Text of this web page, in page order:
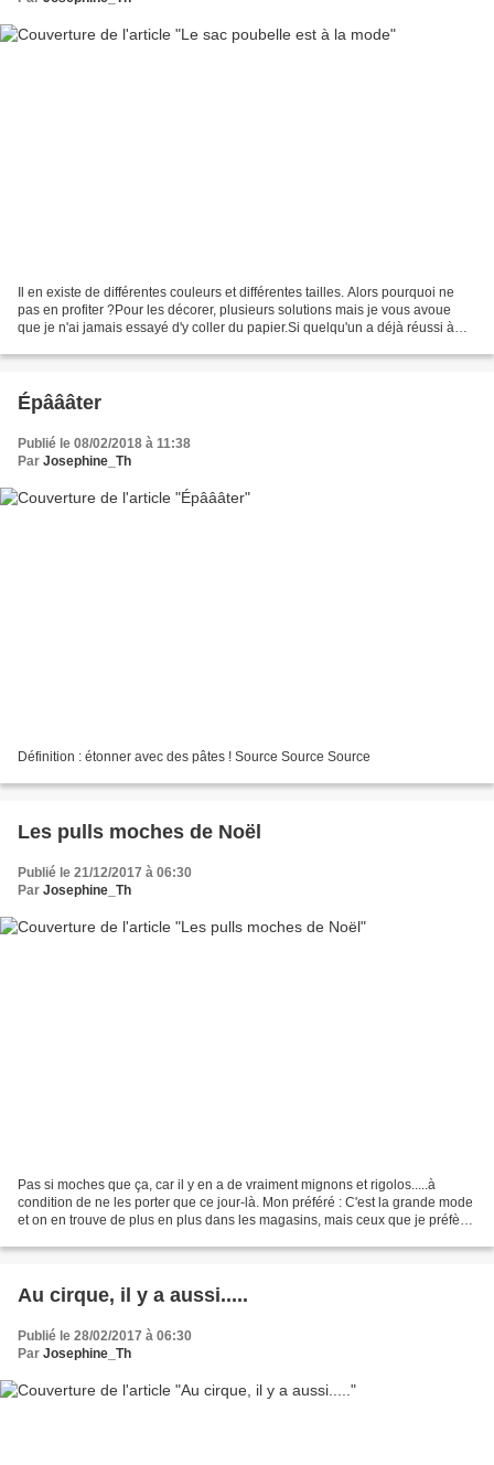
Il en existe de différentes couleurs et différentes tailles. Alors pourquoi ne
pas en profiter ?Pour les décorer, plusieurs solutions mais je vous avoue
que je n'ai jamais essayé d'y coller du papier.Si quelqu'un a déjà réussi à
Épâââter
Publié le 08/02/2018 à 11:38
Par Josephine_Th
Définition : étonner avec des pâtes ! Source Source Source
Les pulls moches de Noël
Publié le 21/12/2017 à 06:30
Par Josephine_Th
Pas si moches que ça, car il y en a de vraiment mignons et rigolos.....à
condition de ne les porter que ce jour-là. Mon préféré : C'est la grande mode
et on en trouve de plus en plus dans les magasins, mais ceux que je préfère,
Au cirque, il y a aussi.....
Publié le 28/02/2017 à 06:30
Par Josephine_Th